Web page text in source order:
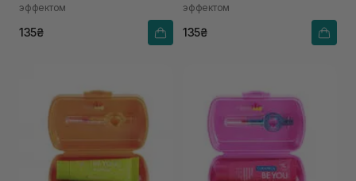
эффектом
135₴
эффектом
135₴